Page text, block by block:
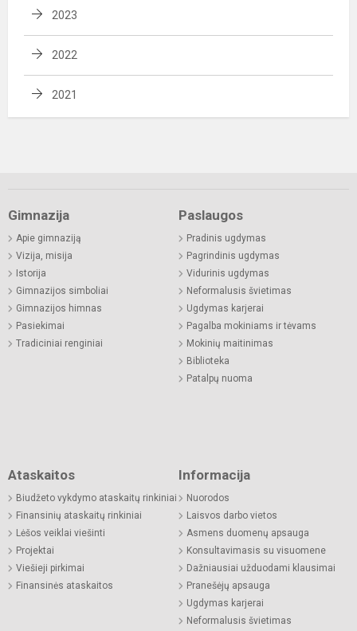
2023
2022
2021
Gimnazija
Apie gimnaziją
Vizija, misija
Istorija
Gimnazijos simboliai
Gimnazijos himnas
Pasiekimai
Tradiciniai renginiai
Paslaugos
Pradinis ugdymas
Pagrindinis ugdymas
Vidurinis ugdymas
Neformalusis švietimas
Ugdymas karjerai
Pagalba mokiniams ir tėvams
Mokinių maitinimas
Biblioteka
Patalpų nuoma
Ataskaitos
Biudžeto vykdymo ataskaitų rinkiniai
Finansinių ataskaitų rinkiniai
Lėšos veiklai viešinti
Projektai
Viešieji pirkimai
Finansinės ataskaitos
Informacija
Nuorodos
Laisvos darbo vietos
Asmens duomenų apsauga
Konsultavimasis su visuomene
Dažniausiai užduodami klausimai
Pranešėjų apsauga
Ugdymas karjerai
Neformalusis švietimas